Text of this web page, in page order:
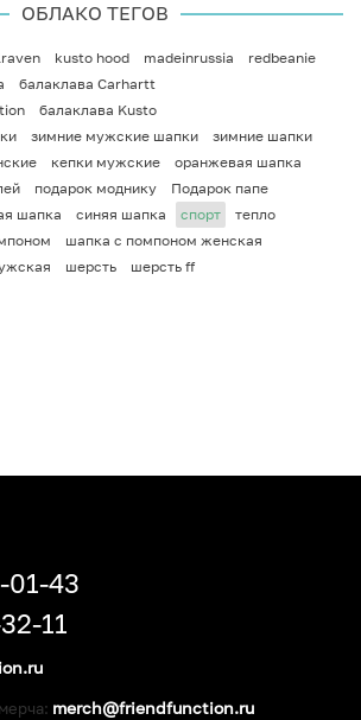
ОБЛАКО ТЕГОВ
kusto hood madeinrussia
redbeanie
балаклава Carhartt
балаклава Kusto
зимние мужские шапки
зимние шапки
кепки мужские
оранжевая шапка
подарок моднику
Подарок папе
шапка синяя шапка спорт
тепло
шапка с помпоном женская
шерсть шерсть ff
01-43
11
merch@friendfunction.ru